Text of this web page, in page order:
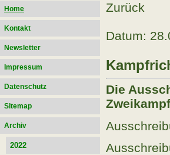
Home
Kontakt
Newsletter
Impressum
Datenschutz
Sitemap
Archiv
2022
Zurück
Datum:
Die